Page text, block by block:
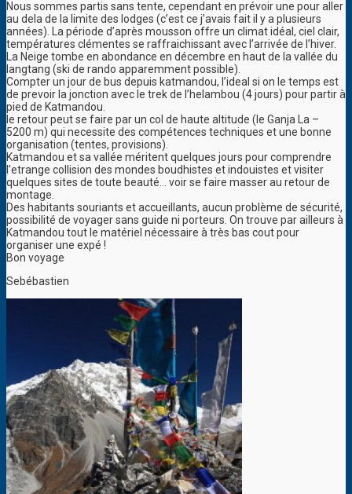
Nous sommes partis sans tente, cependant en prévoir une pour aller
au dela de la limite des lodges (c’est ce j’avais fait il y a plusieurs
années). La période d’après mousson offre un climat idéal, ciel clair,
températures clémentes se raffraichissant avec l’arrivée de l’hiver.
La Neige tombe en abondance en décembre en haut de la vallée du
langtang (ski de rando apparemment possible).
Compter un jour de bus depuis katmandou, l’ideal si on le temps est
de prevoir la jonction avec le trek de l’helambou (4 jours) pour partir à
pied de Katmandou.
le retour peut se faire par un col de haute altitude (le Ganja La –
5200 m) qui necessite des compétences techniques et une bonne
organisation (tentes, provisions).
Katmandou et sa vallée méritent quelques jours pour comprendre
l’etrange collision des mondes boudhistes et indouistes et visiter
quelques sites de toute beauté… voir se faire masser au retour de
montage.
Des habitants souriants et accueillants, aucun problème de sécurité,
possibilité de voyager sans guide ni porteurs. On trouve par ailleurs à
Katmandou tout le matériel nécessaire à très bas cout pour
organiser une expé !
Bon voyage
Sebébastien